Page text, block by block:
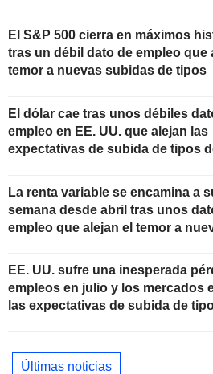
El S&P 500 cierra en máximos
tras un débil dato de empleo que
temor a nuevas subidas de tipos
El dólar cae tras unos débiles
empleo en EE. UU. que alejan las
expectativas de subida de tipos
La renta variable se encamina a
semana desde abril tras unos
empleo que alejan el temor a
EE. UU. sufre una inesperada
empleos en julio y los mercados
las expectativas de subida de
Últimas noticias